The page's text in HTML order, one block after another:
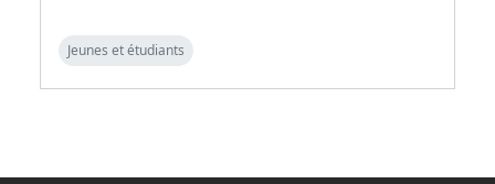
Jeunes et étudiants